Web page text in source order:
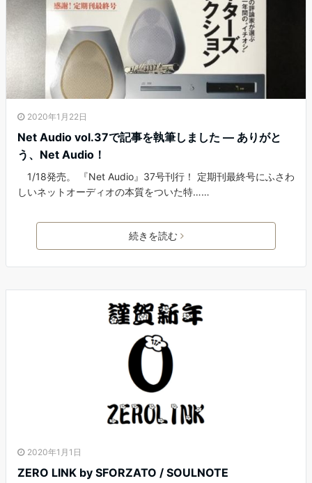
2020年1月22日
Net Audio vol.37で記事を執筆しました ― ありがと
う、Net Audio！
1/18発売。 『Net Audio』37号刊行！ 定期刊最終号にふさわ
しいネットオーディオの本質をついた特……
続きを読む
2020年1月1日
ZERO LINK by SFORZATO / SOULNOTE